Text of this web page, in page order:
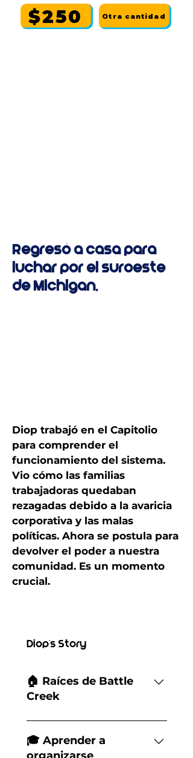
$250
Otra cantidad
Regresó a casa para
luchar por el suroeste
de Michigan.
Diop trabajó en el Capitolio
para comprender el
funcionamiento del sistema.
Vio cómo las familias
trabajadoras quedaban
rezagadas debido a la avaricia
corporativa y las malas
políticas. Ahora se postula para
devolver el poder a nuestra
comunidad. Es un momento
crucial.
Diop's Story
🏠 Raíces de Battle
Creek
Diop Harris es un orgulloso
miembro de los Bearcats que
creció en Battle Creek jugando
🎓 Aprender a
organizarse